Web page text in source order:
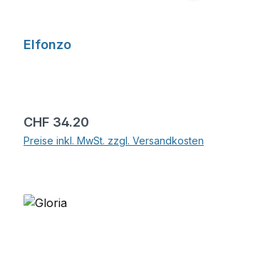
Elfonzo
Regulärer Preis:
CHF 34.20
Preise inkl. MwSt. zzgl. Versandkosten